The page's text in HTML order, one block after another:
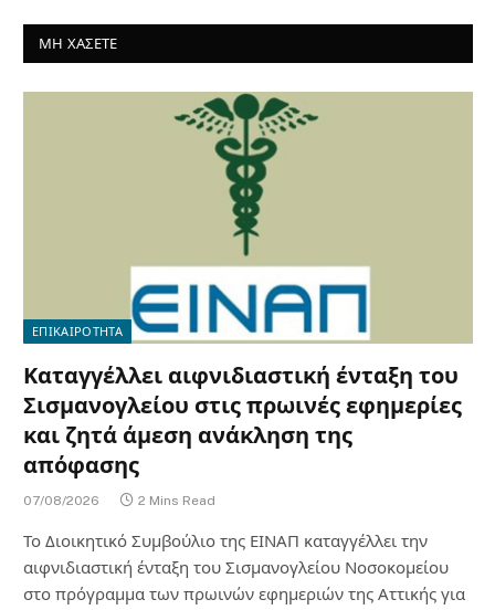
ΜΗ ΧΑΣΕΤΕ
ΕΠΙΚΑΙΡΟΤΗΤΑ
Καταγγέλλει αιφνιδιαστική ένταξη του
Σισμανογλείου στις πρωινές εφημερίες
και ζητά άμεση ανάκληση της
απόφασης
07/08/2026 2 Mins Read
Το Διοικητικό Συμβούλιο της ΕΙΝΑΠ καταγγέλλει την
αιφνιδιαστική ένταξη του Σισμανογλείου Νοσοκομείου
στο πρόγραμμα των πρωινών εφημεριών της Αττικής για